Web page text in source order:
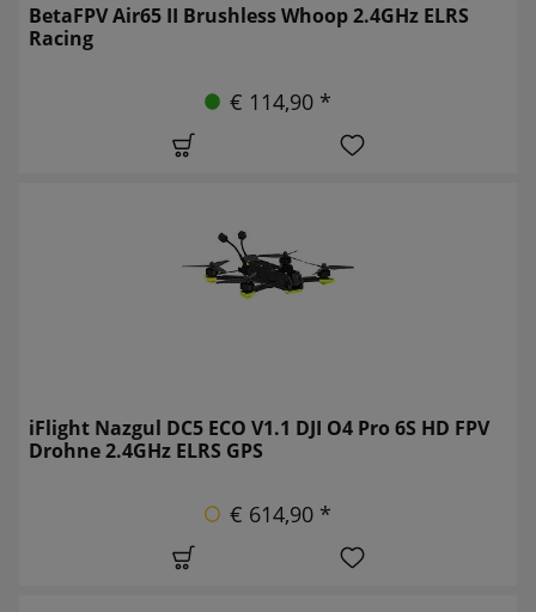
BetaFPV Air65 II Brushless Whoop 2.4GHz ELRS
Racing
€ 114,90 *
iFlight Nazgul DC5 ECO V1.1 DJI O4 Pro 6S HD FPV
Drohne 2.4GHz ELRS GPS
€ 614,90 *